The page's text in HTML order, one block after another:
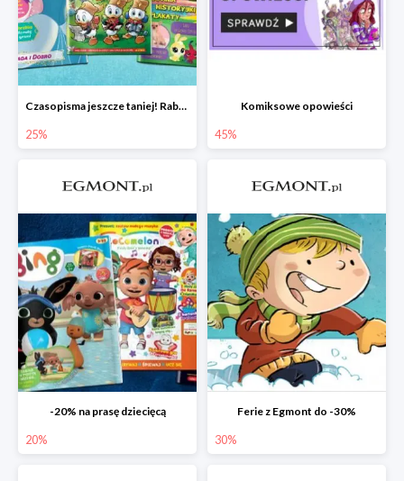
Czasopisma jeszcze taniej! Rabat do -25%
25%
Komiksowe opowieści
45%
-20% na prasę dziecięcą
20%
Ferie z Egmont do -30%
30%